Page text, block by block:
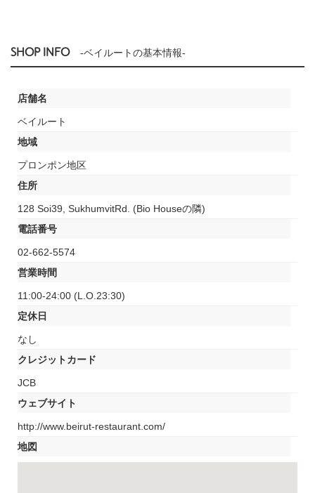
SHOP INFO -ベイルートの基本情報-
店舗名
ベイルート
地域
プロンポン地区
住所
128 Soi39, SukhumvitRd. (Bio Houseの隣)
電話番号
02-662-5574
営業時間
11:00-24:00 (L.O.23:30)
定休日
なし
クレジットカード
JCB
ウェブサイト
http://www.beirut-restaurant.com/
地図